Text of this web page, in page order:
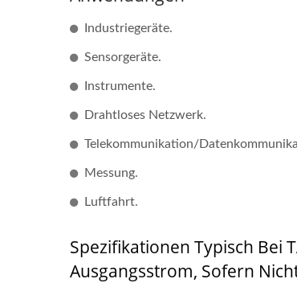
Industriegeräte.
Sensorgeräte.
Instrumente.
Drahtloses Netzwerk.
Telekommunikation/
Messung.
Luftfahrt.
Spezifikationen Typisch Bei
Ausgangsstrom, Sofern